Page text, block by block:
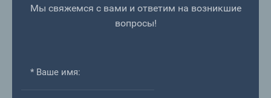
Мы свяжемся с вами и ответим на возникшие
вопросы!